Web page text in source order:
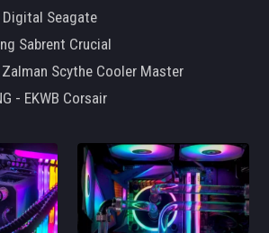
Digital Seagate
Sabrent Crucial
Zalman Scythe Cooler Master
- EKWB Corsair